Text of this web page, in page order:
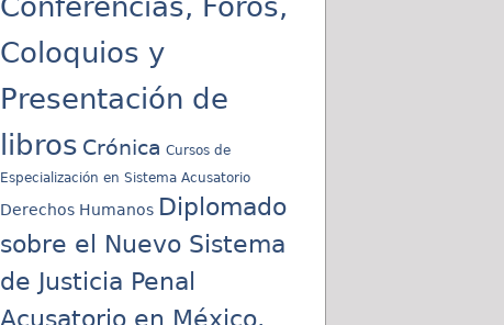
Coloquios y
Presentación de
libros Crónica Cursos de
Especialización en Sistema Acusatorio
Derechos Humanos Diplomado
sobre el Nuevo Sistema
de Justicia Penal
Acusatorio en México,